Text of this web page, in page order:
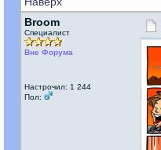
Broom
Специалист
Вне Форума
Настрочил: 1 244
Пол: